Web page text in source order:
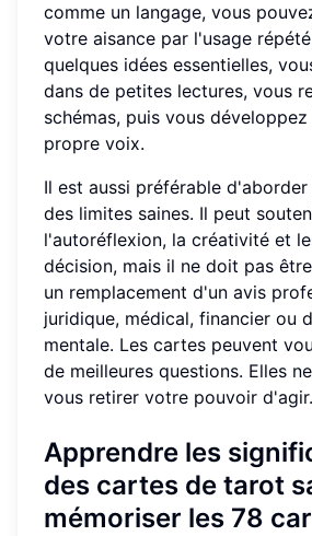
comme un langage, vous
votre aisance par l'usage
quelques idées essentielles,
dans de petites lectures, vous
schémas, puis vous
propre voix.
Il est aussi préférable
des limites saines. Il peut
l'autoréflexion, la créativité et
décision, mais il ne doit pas
un remplacement d'un avis
juridique, médical, financier ou
mentale. Les cartes peuvent
de meilleures questions. Elles
vous retirer votre pouvoir d'agir.
Apprendre les
des cartes de tarot
mémoriser les 78